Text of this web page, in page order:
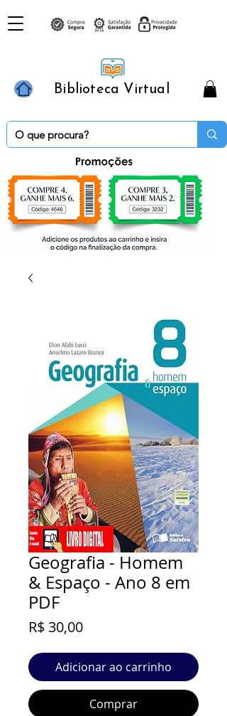
Biblioteca Virtual
Geografia - Homem
& Espaço - Ano 8 em
PDF
R$ 30,00Preço
Adicionar ao carrinho
Comprar